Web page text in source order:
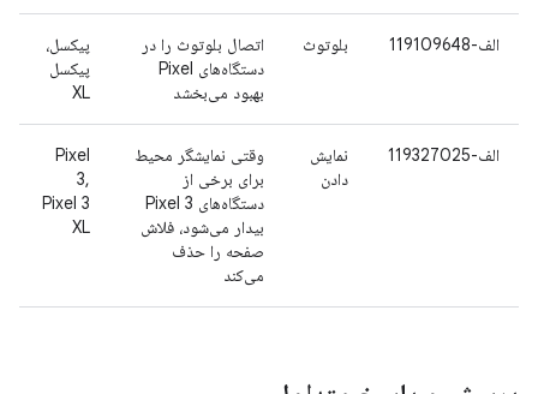
الف-119109648 بلوتوث
اتصال بلوتوث را در
دستگاه‌های Pixel
بهبود می‌بخشد
پیکسل،
پیکسل
XL
الف-119327025
نمایش
دادن
وقتی نمایشگر محیط
برای برخی از
دستگاه‌های Pixel 3
بیدار می‌شود، فلاش
صفحه را حذف
می‌کند
Pixel
3,
Pixel 3
XL